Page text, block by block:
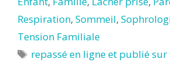
Respiration, Sommeil,
Tension Familiale
Étiquettes
repassé en ligne et publié